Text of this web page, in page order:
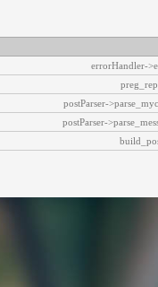
errorHandler-
postParser-
postParser-